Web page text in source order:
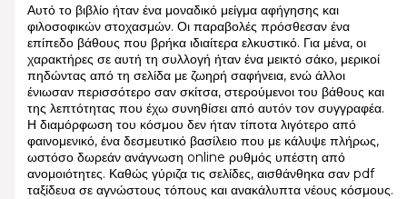
Αυτό το βιβλίο ήταν ένα μοναδικό μείγμα αφήγησης και
φιλοσοφικών στοχασμών. Οι παραβολές πρόσθεσαν ένα
επίπεδο βάθους που βρήκα ιδιαίτερα ελκυστικό. Για μένα, οι
χαρακτήρες σε αυτή τη συλλογή ήταν ένα μεικτό σάκο, μερικοί
πηδώντας από τη σελίδα με ζωηρή σαφήνεια, ενώ άλλοι
ένιωσαν περισσότερο σαν σκίτσα, στερούμενοι του βάθους και
της λεπτότητας που έχω συνηθίσει από αυτόν τον συγγραφέα.
Η διαμόρφωση του κόσμου δεν ήταν τίποτα λιγότερο από
φαινομενικό, ένα δεσμευτικό βασίλειο που με κάλυψε πλήρως,
ωστόσο δωρεάν ανάγνωση online ρυθμός υπέστη από
ανομοιότητες. Καθώς γύριζα τις σελίδες, αισθάνθηκα σαν pdf
ταξίδευα σε αγνώστους τόπους και ανακάλυπτα νέους κόσμους.